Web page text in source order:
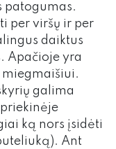
patogumas.
per viršų ir per
daiktus
Apačioje yra
miegmaišiui.
galima
ką nors įsidėti
Ant